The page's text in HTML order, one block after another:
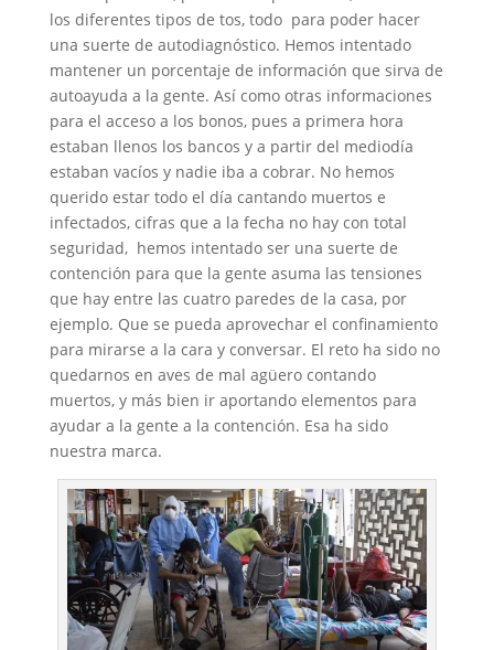
los diferentes tipos de tos, todo para poder hacer
una suerte de autodiagnóstico. Hemos intentado
mantener un porcentaje de información que sirva de
autoayuda a la gente. Así como otras informaciones
para el acceso a los bonos, pues a primera hora
estaban llenos los bancos y a partir del mediodía
estaban vacíos y nadie iba a cobrar. No hemos
querido estar todo el día cantando muertos e
infectados, cifras que a la fecha no hay con total
seguridad, hemos intentado ser una suerte de
contención para que la gente asuma las tensiones
que hay entre las cuatro paredes de la casa, por
ejemplo. Que se pueda aprovechar el confinamiento
para mirarse a la cara y conversar. El reto ha sido no
quedarnos en aves de mal agüero contando
muertos, y más bien ir aportando elementos para
ayudar a la gente a la contención. Esa ha sido
nuestra marca.